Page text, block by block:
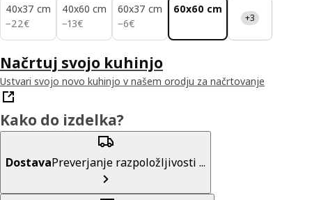
40x37 cm
−22€
22€
40x60 cm
−13€
13€
60x37 cm
−6€
6€
60x60 cm
+3
Načrtuj svojo kuhinjo
Ustvari svojo novo kuhinjo v našem orodju za načrtovanje
Kako do izdelka?
DostavaPreverjanje razpoložljivosti ...